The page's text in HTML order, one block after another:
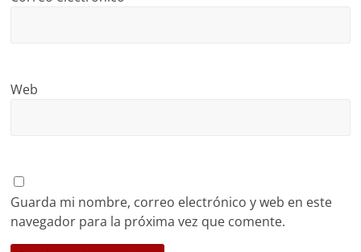
Web
Guarda mi nombre, correo electrónico y web en este
navegador para la próxima vez que comente.